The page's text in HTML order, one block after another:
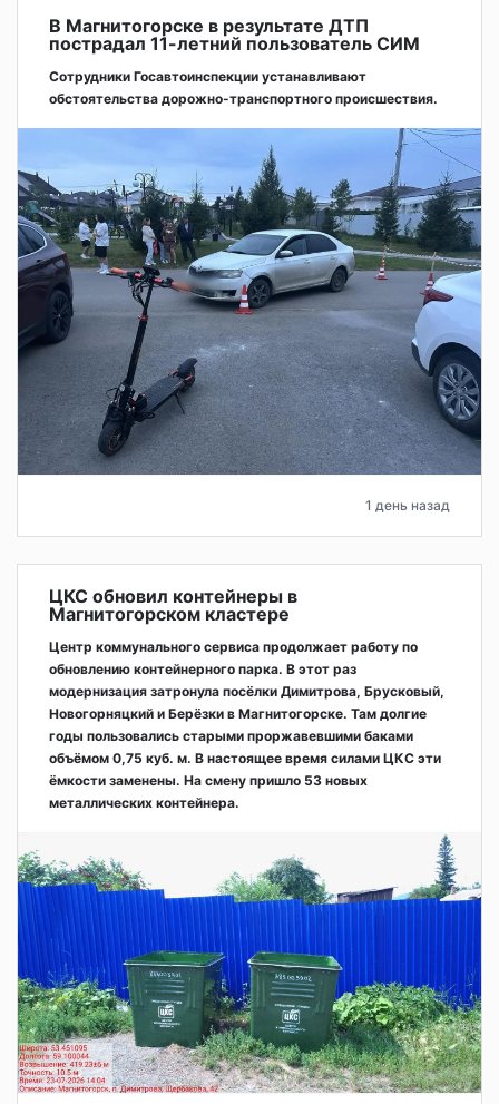
В Магнитогорске в результате ДТП
пострадал 11-летний пользователь СИМ
Сотрудники Госавтоинспекции устанавливают
обстоятельства дорожно-транспортного происшествия.
1 день назад
ЦКС обновил контейнеры в
Магнитогорском кластере
Центр коммунального сервиса продолжает работу по
обновлению контейнерного парка. В этот раз
модернизация затронула посёлки Димитрова, Брусковый,
Новогорняцкий и Берёзки в Магнитогорске. Там долгие
годы пользовались старыми проржавевшими баками
объёмом 0,75 куб. м. В настоящее время силами ЦКС эти
ёмкости заменены. На смену пришло 53 новых
металлических контейнера.